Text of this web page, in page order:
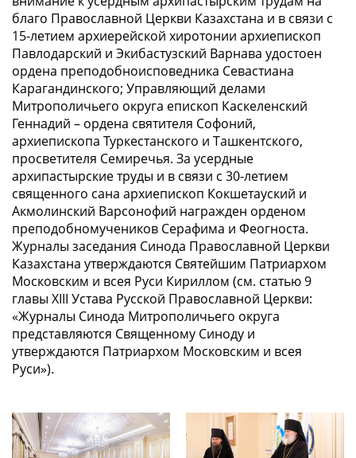
благо Православной Церкви Казахстана и в связи с
15-летием архиерейской хиротонии архиепископ
Павлодарский и Экибастузский Варнава удостоен
ордена преподобноисповедника Севастиана
Карагандинского; Управляющий делами
Митрополичьего округа епископ Каскеленский
Геннадий – ордена святителя Софоний,
архиепископа Туркестанского и Ташкентского,
просветителя Семиречья. За усердные
архипастырские труды и в связи с 30-летием
священного сана архиепископ Кокшетауский и
Акмолинский Варсонофий награжден орденом
преподобномучеников Серафима и Феогноста.
Журналы заседания Синода Православной Церкви
Казахстана утверждаются Святейшим Патриархом
Московским и всея Руси Кириллом (см. статью 9
главы XIII Устава Русской Православной Церкви:
«Журналы Синода Митрополичьего округа
представляются Священному Синоду и
утверждаются Патриархом Московским и всея
Руси»).